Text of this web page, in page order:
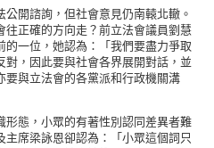
開諮詢，但社會意見仍南轅北轍。
正確的方向走？前立法會議員劉慧
一位，她認為：「我們要盡力爭取
，因此要與社會各界展開對話，並
與立法會的各黨派和行政機關溝
態，小眾的有著性別認同差異者難
席梁詠恩卻認為：「小眾這個詞只